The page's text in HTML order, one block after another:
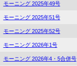
モーニング 2025年49号
モーニング 2025年51号
モーニング 2025年52号
モーニング 2026年1号
モーニング 2026年4・5合併号